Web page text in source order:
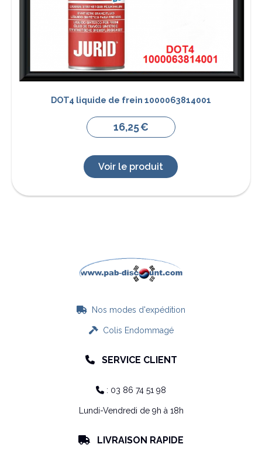
DOT4 liquide de frein 1000063814001
16,25€
Voir le produit
 Nos modes d'expédition
Colis Endommagé
 SERVICE CLIENT
 : 03 86 74 51 98
Lundi-Vendredi de 9h à 18h
 LIVRAISON RAPIDE